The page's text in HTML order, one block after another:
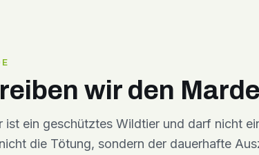
wir den
ist ein geschütztes Wildtier und darf nicht
die Tötung, sondern der dauerhafte